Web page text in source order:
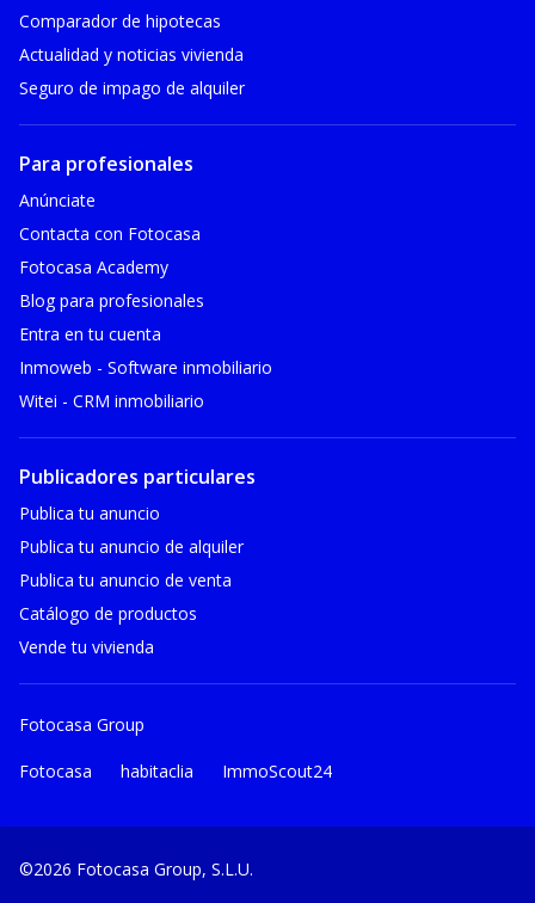
Comparador de hipotecas
Actualidad y noticias vivienda
Seguro de impago de alquiler
Para profesionales
Anúnciate
Contacta con Fotocasa
Fotocasa Academy
Blog para profesionales
Entra en tu cuenta
Inmoweb - Software inmobiliario
Witei - CRM inmobiliario
Publicadores particulares
Publica tu anuncio
Publica tu anuncio de alquiler
Publica tu anuncio de venta
Catálogo de productos
Vende tu vivienda
Fotocasa Group
Fotocasa habitaclia ImmoScout24
©2026 Fotocasa Group, S.L.U.